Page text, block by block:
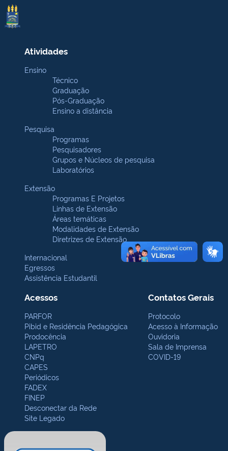
Atividades
Ensino
Técnico
Graduação
Pós-Graduação
Ensino a distância
Pesquisa
Programas
Pesquisadores
Grupos e Núcleos de pesquisa
Laboratórios
Extensão
Programas E Projetos
Linhas de Extensão
Áreas temáticas
Modalidades de Extensão
Diretrizes de Extensão
Internacional
Egressos
Assistência Estudantil
Acessos
PARFOR
Pibid e Residência Pedagógica
Prodocência
LAPETRO
CNPq
CAPES
Periódicos
FADEX
FINEP
Desconectar da Rede
Site Legado
Contatos Gerais
Protocolo
Acesso à Informação
Ouvidoria
Sala de Imprensa
COVID-19